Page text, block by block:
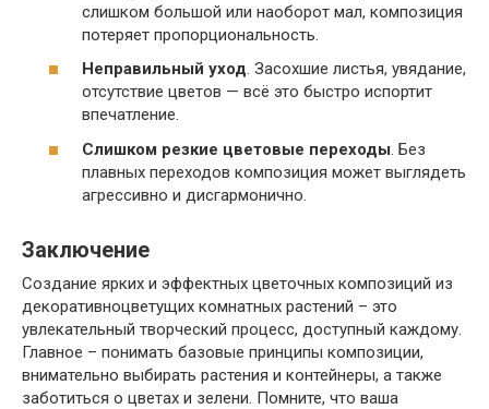
слишком большой или наоборот мал, композиция
потеряет пропорциональность.
Неправильный уход. Засохшие листья, увядание,
отсутствие цветов — всё это быстро испортит
впечатление.
Слишком резкие цветовые переходы. Без
плавных переходов композиция может выглядеть
агрессивно и дисгармонично.
Заключение
Создание ярких и эффектных цветочных композиций из
декоративноцветущих комнатных растений – это
увлекательный творческий процесс, доступный каждому.
Главное – понимать базовые принципы композиции,
внимательно выбирать растения и контейнеры, а также
заботиться о цветах и зелени. Помните, что ваша